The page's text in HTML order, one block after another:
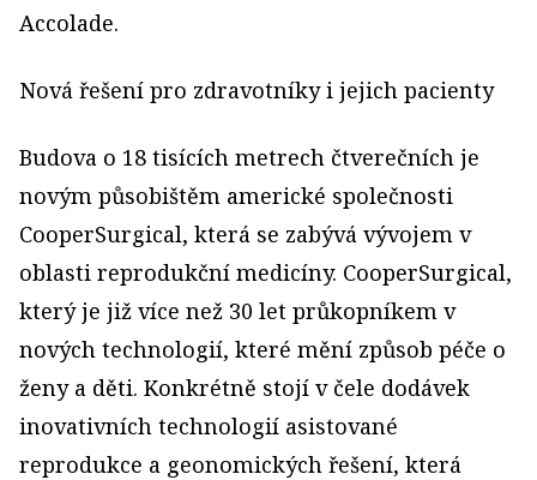
Accolade.
Nová řešení pro zdravotníky i jejich pacienty
Budova o 18 tisících metrech čtverečních je
novým působištěm americké společnosti
CooperSurgical, která se zabývá vývojem v
oblasti reprodukční medicíny. CooperSurgical,
který je již více než 30 let průkopníkem v
nových technologií, které mění způsob péče o
ženy a děti. Konkrétně stojí v čele dodávek
inovativních technologií asistované
reprodukce a geonomických řešení, která